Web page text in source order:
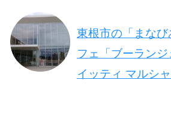
東根市の「まな
フェ「ブーラン
イッティ マルシ